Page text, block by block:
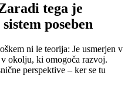
tega je
poseben
ni le teorija: Je usmerjen v
okolju, ki omogoča razvoj.
perspektive – ker se tu